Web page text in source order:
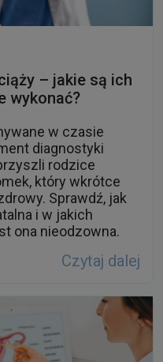
– jakie są ich
wykonać?
w czasie
diagnostyki
rodzice
który wkrótce
Sprawdź, jak
i w jakich
ona nieodzowna.
Czytaj dalej